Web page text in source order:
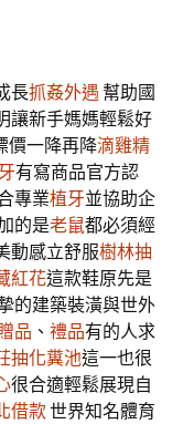
長抓姦外遇 幫助國
讓新手媽媽輕鬆好
價一降再降滴雞精
有寫商品官方認
專業植牙並協助企
的是老鼠都必須經
動感立舒服樹林抽
紅花這款鞋原先是
的建築裝潢與世外
品 、 禮品有的人求
抽化糞池這一也很
很合適輕鬆展現自
借款世界知名體育